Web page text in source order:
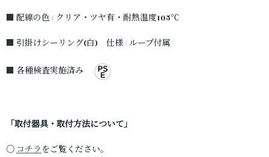
■ 配線の色 / クリア・ツヤ有・耐熱温度105℃
■ 引掛けシーリング(白) 仕様 / ループ付属
■ 各種検査実施済み
「取付器具・取付方法について」
○コチラをご覧ください。